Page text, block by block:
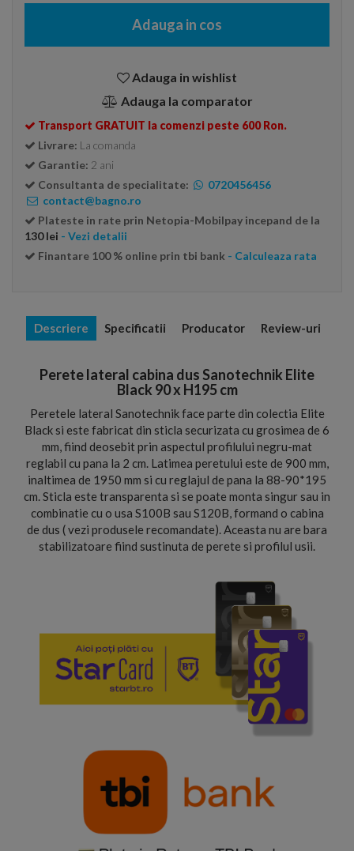
Adauga in cos
Adauga in wishlist
Adauga la comparator
Transport GRATUIT la comenzi peste 600 Ron.
Livrare: La comanda
Garantie: 2 ani
Consultanta de specialitate:
0720456456
contact@bagno.ro
Plateste in rate prin Netopia-Mobilpay incepand de la
130 lei - Vezi detalii
Finantare 100 % online prin tbi bank - Calculeaza rata
Descriere Specificatii Producator Review-uri
Perete lateral cabina dus Sanotechnik Elite
Black 90 x H195 cm
Peretele lateral Sanotechnik face parte din colectia Elite
Black si este fabricat din sticla securizata cu grosimea de 6
mm, fiind deosebit prin aspectul profilului negru-mat
reglabil cu pana la 2 cm. Latimea peretului este de 900 mm,
inaltimea de 1950 mm si cu reglajul de pana la 88-90*195
cm. Sticla este transparenta si se poate monta singur sau in
combinatie cu o usa S100B sau S120B, formand o cabina
de dus ( vezi produsele recomandate). Aceasta nu are bara
stabilizatoare fiind sustinuta de perete si profilul usii.